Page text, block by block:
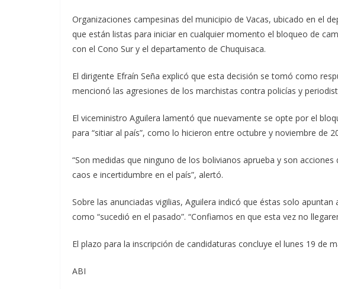
Organizaciones campesinas del municipio de Vacas, ubicado en el
que están listas para iniciar en cualquier momento el bloqueo de
con el Cono Sur y el departamento de Chuquisaca.
El dirigente Efraín Seña explicó que esta decisión se tomó como
mencionó las agresiones de los marchistas contra policías y
El viceministro Aguilera lamentó que nuevamente se opte por el
para “sitiar al país”, como lo hicieron entre octubre y noviembre de
“Son medidas que ninguno de los bolivianos aprueba y son
caos e incertidumbre en el país”, alertó.
Sobre las anunciadas vigilias, Aguilera indicó que éstas solo
como “sucedió en el pasado”. “Confiamos en que esta vez no
El plazo para la inscripción de candidaturas concluye el lunes 19 de
ABI